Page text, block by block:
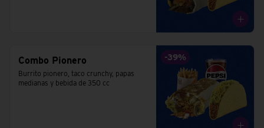
-39%
Combo Pionero
Burrito pionero, taco crunchy, papas
medianas y bebida de 350 cc